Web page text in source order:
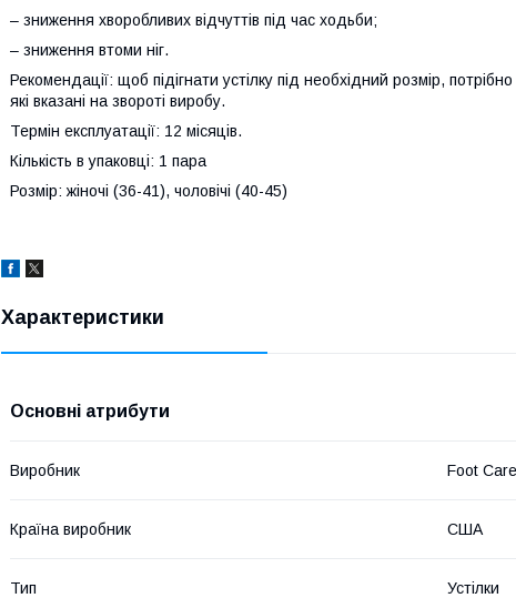
– зниження хворобливих відчуттів під час ходьби;
– зниження втоми ніг.
Рекомендації: щоб підігнати устілку під необхідний розмір,
які вказані на звороті виробу.
Термін експлуатації: 12 місяців.
Кількість в упаковці: 1 пара
Розмір: жіночі (36-41), чоловічі (40-45)
Характеристики
Основні атрибути
Виробник Foot Care
Країна виробник США
Тип Устілки